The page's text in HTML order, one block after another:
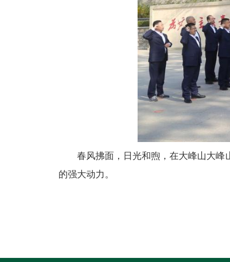
春风拂面，日光和煦，在大峰山大
的强大动力。